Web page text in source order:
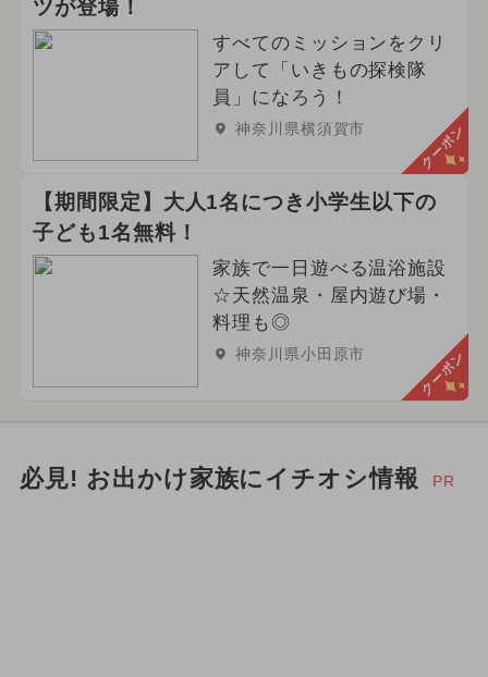
ツが登場！
すべてのミッションをクリ
アして「いきもの探検隊
員」になろう！
神奈川県横須賀市 クーポン
【期間限定】大人1名につき小学生以下の
子ども1名無料！
家族で一日遊べる温浴施設
☆天然温泉・屋内遊び場・
料理も◎
神奈川県小田原市 クーポン
必見! お出かけ家族にイチオシ情報 PR